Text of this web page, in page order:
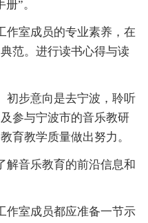
”。
室成员的专业素养，在
范。进行读书心得与读
步意向是去宁波，聆听
参与宁波市的音乐教研
育教学质量做出努力。
音乐教育的前沿信息和
室成员都应准备一节示